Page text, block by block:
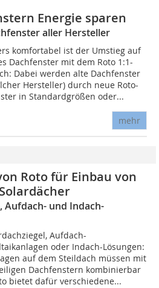
Energie sparen
aller Hersteller
komfortabel ist der Umstieg auf
Dachfenster mit dem Roto 1:1-
Dabei werden alte Dachfenster
Hersteller) durch neue Roto-
in Standardgrößen oder...
mehr
Roto für Einbau von
Aufdach- und Indach-
Aufdach-
oder Indach-Lösungen:
auf dem Steildach müssen mit
Dachfenstern kombinierbar
bietet dafür verschiedene...